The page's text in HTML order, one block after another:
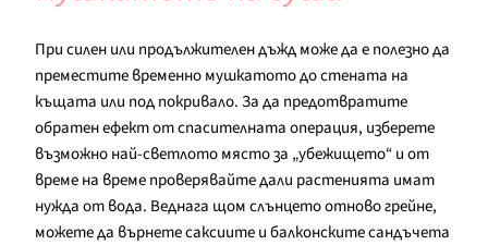
При силен или продължителен дъжд може да е полезно да
преместите временно мушкатото до стената на
къщата или под покривало. За да предотвратите
обратен ефект от спасителната операция, изберете
възможно най-светлото място за „убежището“ и от
време на време проверявайте дали растенията имат
нужда от вода. Веднага щом слънцето отново грейне,
можете да върнете саксиите и балконските сандъчета